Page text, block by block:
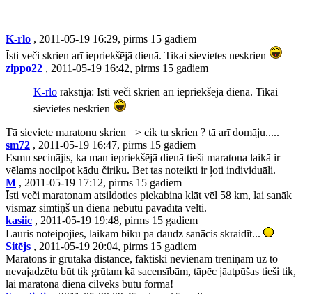
K-rlo , 2011-05-19 16:29, pirms 15 gadiem
Īsti veči skrien arī iepriekšējā dienā. Tikai sievietes neskrien
zippo22 , 2011-05-19 16:42, pirms 15 gadiem
K-rlo rakstīja: Īsti veči skrien arī iepriekšējā dienā. Tikai
sievietes neskrien
Tā sieviete maratonu skrien => cik tu skrien ? tā arī domāju.....
sm72 , 2011-05-19 16:47, pirms 15 gadiem
Esmu secinājis, ka man iepriekšējā dienā tieši maratona laikā ir
vēlams nocilpot kādu čiriku. Bet tas noteikti ir ļoti individuāli.
M , 2011-05-19 17:12, pirms 15 gadiem
Īsti veči maratonam atsildoties piekabina klāt vēl 58 km, lai sanāk
vismaz simtiņš un diena nebūtu pavadīta velti.
kasiic , 2011-05-19 19:48, pirms 15 gadiem
Lauris noteipojies, laikam biku pa daudz sanācis skraidīt...
Sitējs , 2011-05-19 20:04, pirms 15 gadiem
Maratons ir grūtākā distance, faktiski nevienam treniņam uz to
nevajadzētu būt tik grūtam kā sacensībām, tāpēc jāatpūšas tieši tik,
lai maratona dienā cilvēks būtu formā!